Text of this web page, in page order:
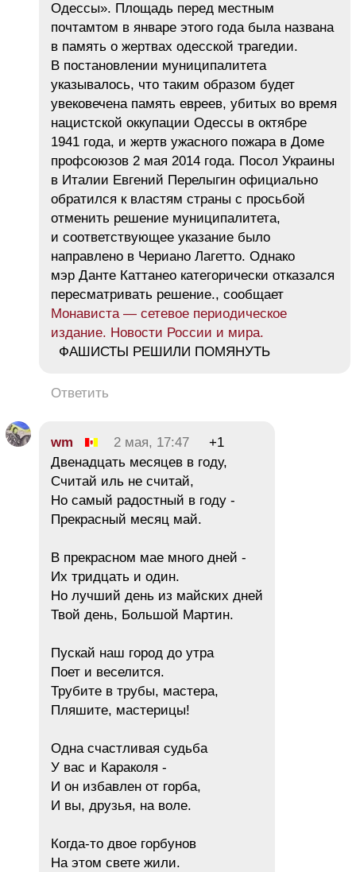
Одессы». Площадь перед местным
почтамтом в январе этого года была названа
в память о жертвах одесской трагедии.
В постановлении муниципалитета
указывалось, что таким образом будет
увековечена память евреев, убитых во время
нацистской оккупации Одессы в октябре
1941 года, и жертв ужасного пожара в Доме
профсоюзов 2 мая 2014 года. Посол Украины
в Италии Евгений Перелыгин официально
обратился к властям страны с просьбой
отменить решение муниципалитета,
и соответствующее указание было
направлено в Чериано Лагетто. Однако
мэр Данте Каттанео категорически отказался
пересматривать решение., сообщает
Монависта — сетевое периодическое
издание. Новости России и мира.
ФАШИСТЫ РЕШИЛИ ПОМЯНУТЬ
Ответить
wm 2 мая, 17:47
+1
Двенадцать месяцев в году,
Считай иль не считай,
Но самый радостный в году -
Прекрасный месяц май.
В прекрасном мае много дней -
Их тридцать и один.
Но лучший день из майских дней
Твой день, Большой Мартин.
Пускай наш город до утра
Поет и веселится.
Трубите в трубы, мастера,
Пляшите, мастерицы!
Одна счастливая судьба
У вас и Караколя -
И он избавлен от горба,
И вы, друзья, на воле.
Когда-то двое горбунов
На этом свете жили.